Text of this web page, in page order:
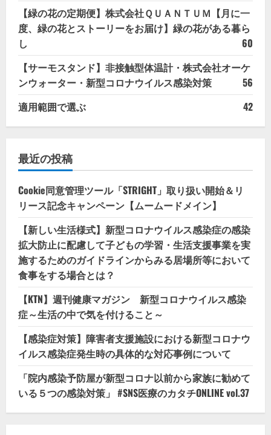
【緑の花の定期便】株式会社ＱＵＡＮＴＵＭ【月に一
度、緑の花とストーリーをお届け】緑の花がある暮ら
し
60
【サーモスタンド】非接触型体温計・株式会社オーケ
ンウォーター・新型コロナウイルス感染対策
56
適用範囲で選ぶ
42
最近の投稿
Cookie同意管理ツール「STRIGHT」取り扱い開始＆リ
リース記念キャンペーン【ムームードメイン】
【新しい生活様式】新型コロナウイルス感染症の感染
拡大防止に配慮して子どもの学習・生活支援事業を実
施するためのガイドラインからみる居場所等において
食事をする場合とは？
【KTN】週刊健康マガジン 新型コロナウイルス感染
症～生活の中で気を付けること～
【感染症対策】障害者支援施設における新型コロナウ
イルス感染症発生時の具体的な対応事例について
「院内感染予防屋が新型コロナ以前から家族に勧めて
いる５つの感染対策」 #SNS医療のカタチONLINE vol.37